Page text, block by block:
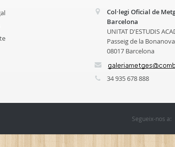
Col·legi Oficial de
Barcelona
UNITAT D'ESTUDIS
Passeig de la
08017 Barcelona
34 935 678 888
Segueix-nos a: